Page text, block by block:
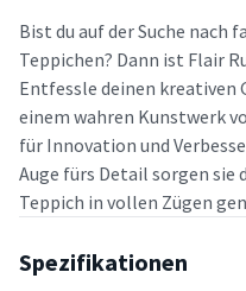
Bist du auf der Suche nach
Teppichen? Dann ist Flair
Entfessle deinen kreativen
einem wahren Kunstwerk
für Innovation und
Auge fürs Detail sorgen sie
Teppich in vollen Zügen
Spezifikationen